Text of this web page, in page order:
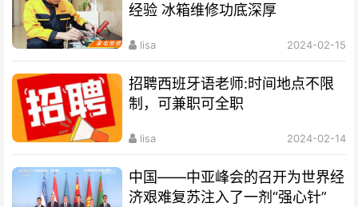
经验 冰箱维修功底深厚
lisa 2024-02-15
招聘西班牙语老师:时间地点不限
制，可兼职可全职
lisa 2024-02-14
中国——中亚峰会的召开为世界经
济艰难复苏注入了一剂“强心针”